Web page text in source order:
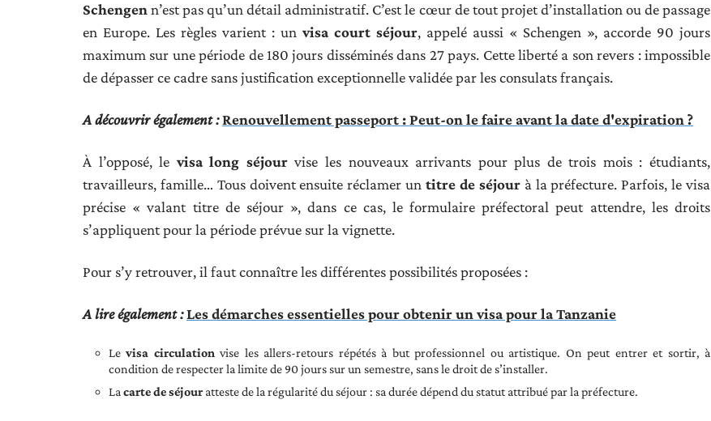
Schengen n’est pas qu’un détail administratif. C’est le cœur de tout projet d’installation ou de passage
en Europe. Les règles varient : un visa court séjour, appelé aussi « Schengen », accorde 90 jours
maximum sur une période de 180 jours disséminés dans 27 pays. Cette liberté a son revers : impossible
de dépasser ce cadre sans justification exceptionnelle validée par les consulats français.
A découvrir également :Renouvellement passeport : Peut-on le faire avant la date d'expiration ?
À l’opposé, le visa long séjourvise les nouveaux arrivants pour plus de trois mois : étudiants,
travailleurs, famille… Tous doivent ensuite réclamer untitre de séjourà la préfecture. Parfois, le visa
précise « valant titre de séjour », dans ce cas, le formulaire préfectoral peut attendre, les droits
s’appliquent pour la période prévue sur la vignette.
Pour s’y retrouver, il faut connaître les différentes possibilités proposées :
A lire également :Les démarches essentielles pour obtenir un visa pour la Tanzanie
Levisa circulation vise les allers-retours répétés à but professionnel ou artistique. On peut entrer et sortir, à
condition de respecter la limite de 90 jours sur un semestre, sans le droit de s’installer.
La carte de séjour atteste de la régularité du séjour : sa durée dépend du statut attribué par la préfecture.